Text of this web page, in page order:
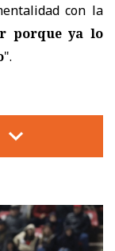
con la
porque ya lo
".